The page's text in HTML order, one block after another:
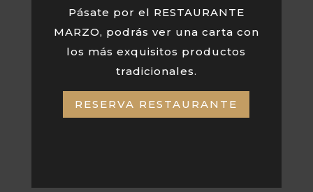
Pásate por el RESTAURANTE
MARZO, podrás ver una carta con
los más exquisitos productos
tradicionales.
RESERVA RESTAURANTE